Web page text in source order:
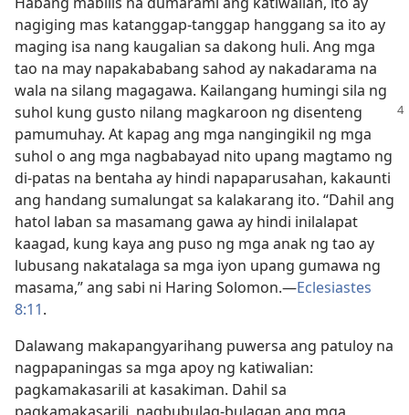
nagiging mas katanggap-tanggap hanggang sa ito ay
maging isa nang kaugalian sa dakong huli. Ang mga
tao na may napakababang sahod ay nakadarama na
wala na silang magagawa. Kailangang humingi sila ng
suhol kung gusto nilang magkaroon ng disenteng
pamumuhay. At kapag ang mga nangingikil ng mga
suhol o ang mga nagbabayad nito upang magtamo ng
di-patas na bentaha ay hindi napaparusahan, kakaunti
ang handang sumalungat sa kalakarang ito. “Dahil ang
hatol laban sa masamang gawa ay hindi inilalapat
kaagad, kung kaya ang puso ng mga anak ng tao ay
lubusang nakatalaga sa mga iyon upang gumawa ng
masama,” ang sabi ni Haring Solomon.​—Eclesiastes
8:11.
Dalawang makapangyarihang puwersa ang patuloy na
nagpapaningas sa mga apoy ng katiwalian:
pagkamakasarili at kasakiman. Dahil sa